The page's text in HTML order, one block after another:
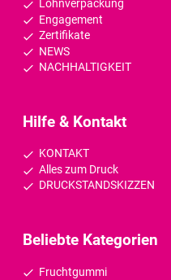
Lohnverpackung
Engagement
Zertifikate
NEWS
NACHHALTIGKEIT
Hilfe & Kontakt
KONTAKT
Alles zum Druck
DRUCKSTANDSKIZZEN
Beliebte Kategorien
Fruchtgummi